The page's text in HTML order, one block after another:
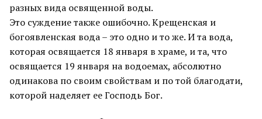
разных вида освященной воды.
Это суждение также ошибочно. Крещенская и
богоявленская вода – это одно и то же. И та вода,
которая освящается 18 января в храме, и та, что
освящается 19 января на водоемах, абсолютно
одинакова по своим свойствам и по той благодати,
которой наделяет ее Господь Бог.